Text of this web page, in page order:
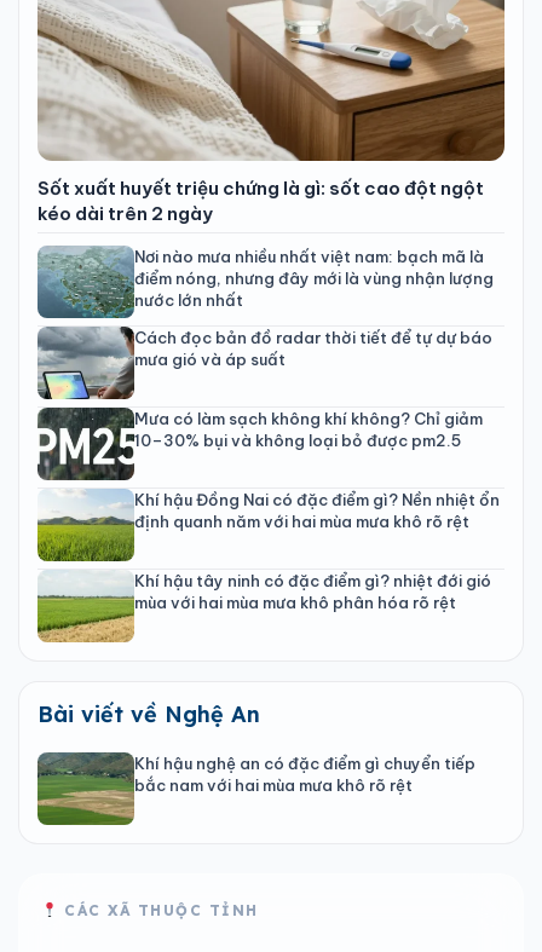
Sốt xuất huyết triệu chứng là gì: sốt cao đột ngột
kéo dài trên 2 ngày
Nơi nào mưa nhiều nhất việt nam: bạch mã là
điểm nóng, nhưng đây mới là vùng nhận lượng
nước lớn nhất
Cách đọc bản đồ radar thời tiết để tự dự báo
mưa gió và áp suất
Mưa có làm sạch không khí không? Chỉ giảm
10–30% bụi và không loại bỏ được pm2.5
Khí hậu Đồng Nai có đặc điểm gì? Nền nhiệt ổn
định quanh năm với hai mùa mưa khô rõ rệt
Khí hậu tây ninh có đặc điểm gì? nhiệt đới gió
mùa với hai mùa mưa khô phân hóa rõ rệt
Bài viết về Nghệ An
Khí hậu nghệ an có đặc điểm gì chuyển tiếp
bắc nam với hai mùa mưa khô rõ rệt
CÁC XÃ THUỘC TỈNH